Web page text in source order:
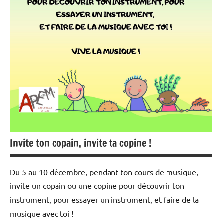
Invite ton copain, invite ta copine !
Du 5 au 10 décembre, pendant ton cours de musique,
invite un copain ou une copine pour découvrir ton
instrument, pour essayer un instrument, et faire de la
musique avec toi !